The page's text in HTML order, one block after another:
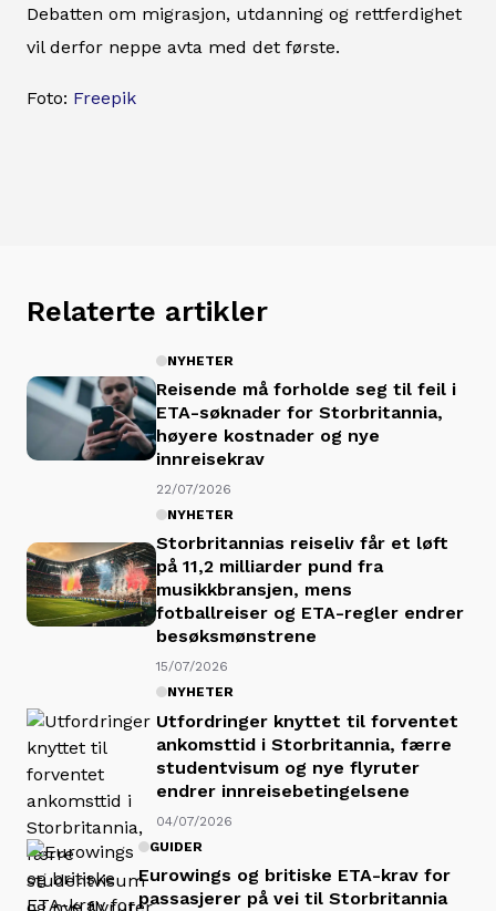
Debatten om migrasjon, utdanning og rettferdighet
vil derfor neppe avta med det første.
Foto: Freepik
Relaterte artikler
NYHETER
Reisende må forholde seg til feil i
ETA-søknader for Storbritannia,
høyere kostnader og nye
innreisekrav
22/07/2026
NYHETER
Storbritannias reiseliv får et løft
på 11,2 milliarder pund fra
musikkbransjen, mens
fotballreiser og ETA-regler endrer
besøksmønstrene
15/07/2026
NYHETER
Utfordringer knyttet til forventet
ankomsttid i Storbritannia, færre
studentvisum og nye flyruter
endrer innreisebetingelsene
04/07/2026
GUIDER
Eurowings og britiske ETA-krav for
passasjerer på vei til Storbritannia